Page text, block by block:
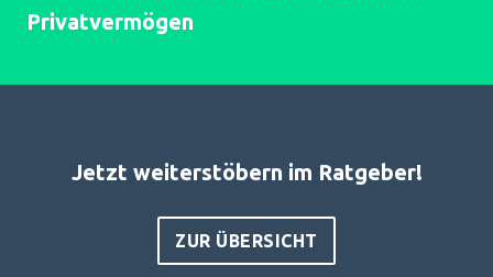
Privatvermögen
Jetzt weiterstöbern im Ratgeber!
ZUR ÜBERSICHT